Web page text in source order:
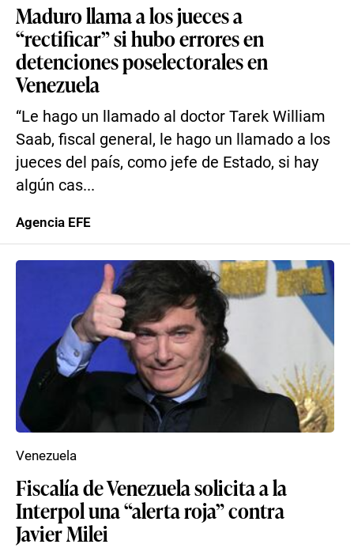
Maduro llama a los jueces a
“rectificar” si hubo errores en
detenciones poselectorales en
Venezuela
“Le hago un llamado al doctor Tarek William
Saab, fiscal general, le hago un llamado a los
jueces del país, como jefe de Estado, si hay
algún cas...
Agencia EFE
Fiscalía de Venezuela solicita a la
Interpol una “alerta roja” contra
Javier Milei
Venezuela